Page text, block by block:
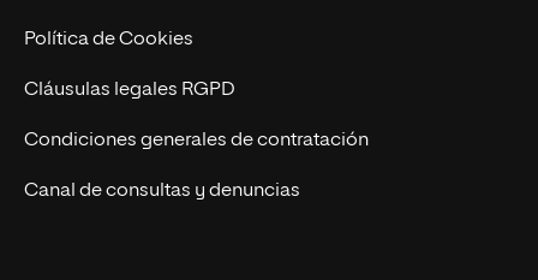
Política de Cookies
Cláusulas legales RGPD
Condiciones generales de contratación
Canal de consultas y denuncias